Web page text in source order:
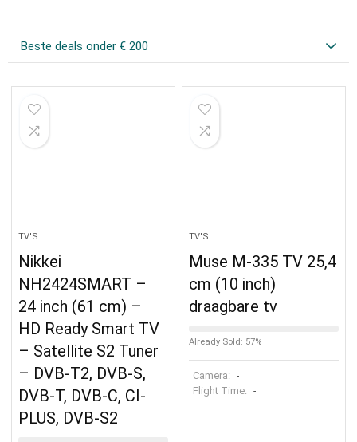
Beste deals onder € 200
TV'S
Nikkei
NH2424SMART –
24 inch (61 cm) –
HD Ready Smart TV
– Satellite S2 Tuner
– DVB-T2, DVB-S,
DVB-T, DVB-C, CI-
PLUS, DVB-S2
TV'S
Muse M-335 TV 25,4
cm (10 inch)
draagbare tv
Already Sold: 57%
Camera: -
Flight Time: -